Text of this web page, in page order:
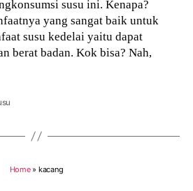
susu ini. Kenapa?
yang sangat baik untuk
susu kedelai yaitu dapat
berat badan. Kok bisa? Nah,
Home» kacang